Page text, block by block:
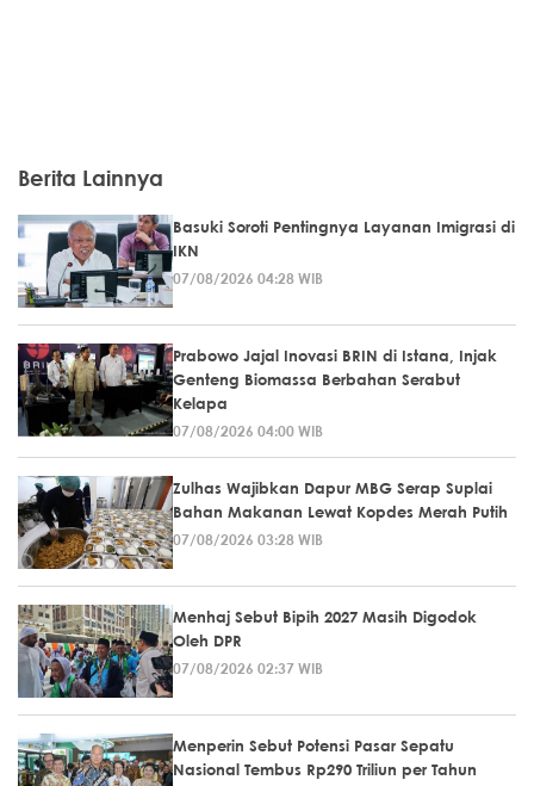
Berita Lainnya
Basuki Soroti Pentingnya Layanan Imigrasi di
IKN
07/08/2026 04:28 WIB
Prabowo Jajal Inovasi BRIN di Istana, Injak
Genteng Biomassa Berbahan Serabut
Kelapa
07/08/2026 04:00 WIB
Zulhas Wajibkan Dapur MBG Serap Suplai
Bahan Makanan Lewat Kopdes Merah Putih
07/08/2026 03:28 WIB
Menhaj Sebut Bipih 2027 Masih Digodok
Oleh DPR
07/08/2026 02:37 WIB
Menperin Sebut Potensi Pasar Sepatu
Nasional Tembus Rp290 Triliun per Tahun